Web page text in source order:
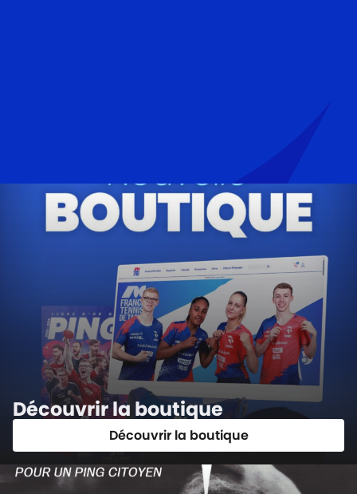
Découvrir la boutique
Découvrir la boutique